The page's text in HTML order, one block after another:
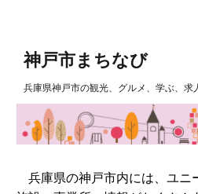
神戸市まちなび
兵庫県神戸市の観光、グルメ、学ぶ、求
兵庫県の神戸市内には、ユニ